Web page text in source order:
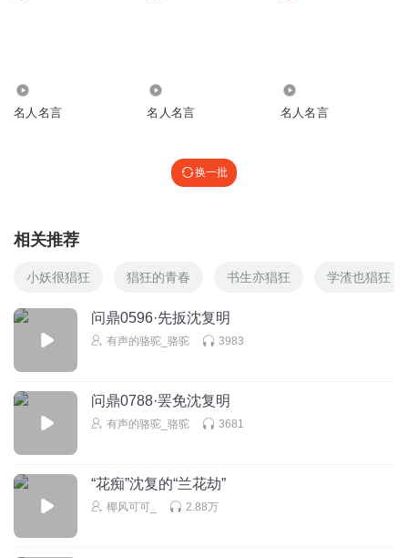
名人名言 名人名言 名人名言
换一批
相关推荐
小妖很猖狂 猖狂的青春 书生亦猖狂 学渣也猖狂
问鼎0596·先扳沈复明
有声的骆驼_骆驼 3983
问鼎0788·罢免沈复明
有声的骆驼_骆驼 3681
“花痴”沈复的“兰花劫”
椰风可可_ 2.88万